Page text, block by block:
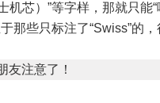
机芯）”等字样，那就只能
那些只标注了“Swiss”的